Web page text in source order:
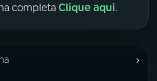
completa Clique aqui.
›